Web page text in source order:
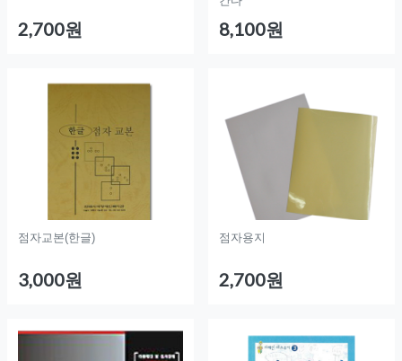
2,700원 8,100원
점자교본(한글)
3,000원
점자용지
2,700원